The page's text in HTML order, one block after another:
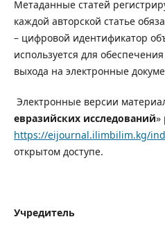
Метаданные статей
каждой авторской статье
– цифровой идентификатор
используется для
выхода на электронные
Электронные версии
евразийских исследований»
https://eijournal.ilimbilim.kg/
открытом доступе.
Учредитель